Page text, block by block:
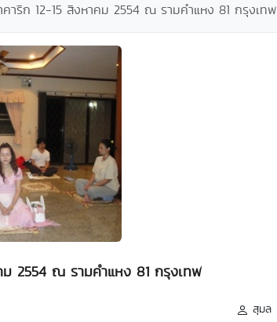
าริก 12-15 สิงหาคม 2554 ณ รามคำแหง 81 กรุงเทพ
2554 ณ รามคำแหง 81 กรุงเทพ
สุมล